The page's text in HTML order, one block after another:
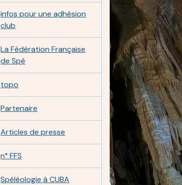
infos pour une adhésion
club
La Fédération Française
de Spé
topo
Partenaire
Articles de presse
n° FFS
Spéléologie à CUBA